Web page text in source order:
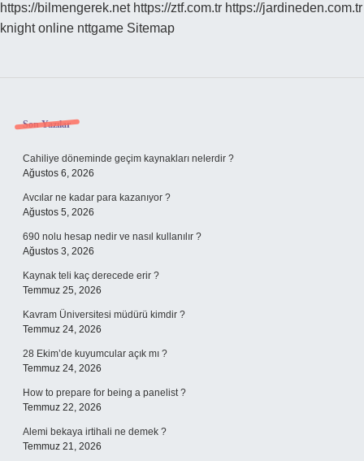
https://bilmengerek.net https://ztf.com.tr https://jardineden.com.tr
knight online nttgame Sitemap
Sidebar
Son Yazılar
Cahiliye döneminde geçim kaynakları nelerdir ?
Ağustos 6, 2026
Avcılar ne kadar para kazanıyor ?
Ağustos 5, 2026
690 nolu hesap nedir ve nasıl kullanılır ?
Ağustos 3, 2026
Kaynak teli kaç derecede erir ?
Temmuz 25, 2026
Kavram Üniversitesi müdürü kimdir ?
Temmuz 24, 2026
28 Ekim’de kuyumcular açık mı ?
Temmuz 24, 2026
How to prepare for being a panelist ?
Temmuz 22, 2026
Alemi bekaya irtihali ne demek ?
Temmuz 21, 2026